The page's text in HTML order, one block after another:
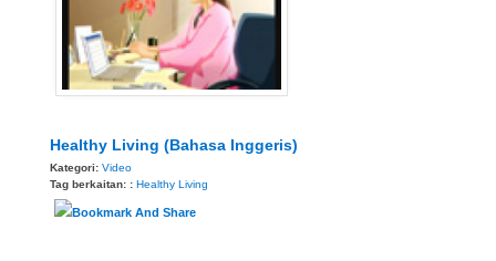
Healthy Living (Bahasa Inggeris)
Kategori: Video
Tag berkaitan: : Healthy Living